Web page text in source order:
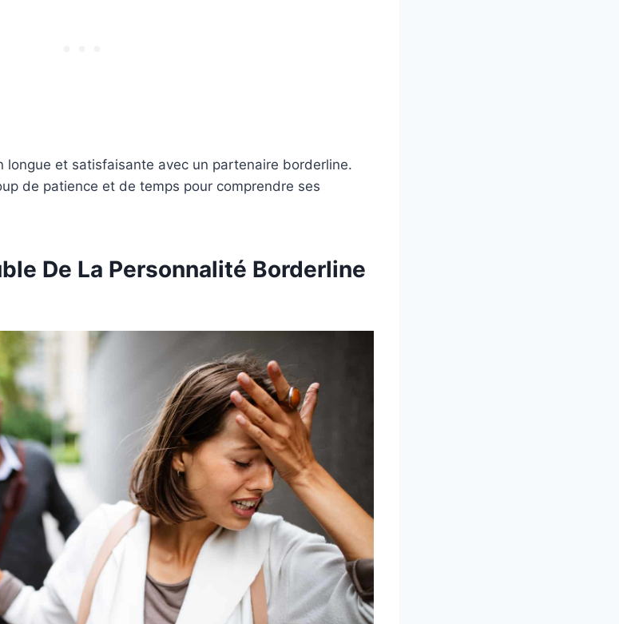
longue et satisfaisante avec un partenaire borderline.
de patience et de temps pour comprendre ses
De La Personnalité Borderline